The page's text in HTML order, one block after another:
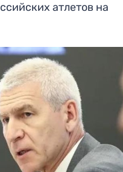
атлетов на